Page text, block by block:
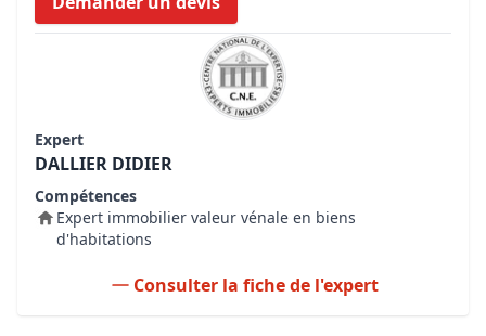
Expert
DALLIER DIDIER
Compétences
Expert immobilier valeur vénale en biens
d'habitations
Consulter la fiche de l'expert